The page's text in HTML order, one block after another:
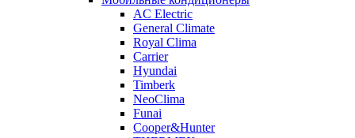
AC Electric
General Climate
Royal Clima
Carrier
Hyundai
Timberk
NeoClima
Funai
Cooper&Hunter